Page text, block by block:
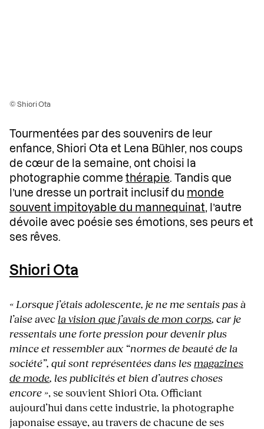
© Shiori Ota
Tourmentées par des souvenirs de leur
enfance, Shiori Ota et Lena Bühler, nos coups
de cœur de la semaine, ont choisi la
photographie comme thérapie . Tandis que
l’une dresse un portrait inclusif du monde
souvent impitoyable du mannequinat , l’autre
dévoile avec poésie ses émotions, ses peurs et
ses rêves.
Shiori Ota
« Lorsque j’étais adolescente, je ne me sentais pas à
l’aise avec la vision que j’avais de mon corps, car je
ressentais une forte pression pour devenir plus
mince et ressembler aux “normes de beauté de la
société”, qui sont représentées dans les magazines
de mode, les publicités et bien d’autres choses
encore », se souvient Shiori Ota. Officiant
aujourd’hui dans cette industrie, la photographe
japonaise essaye, au travers de chacune de ses